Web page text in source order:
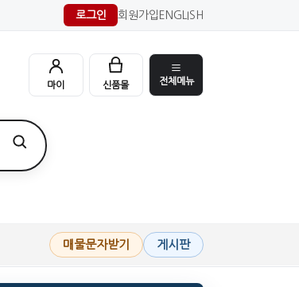
로그인 회원가입 ENGLISH
마이 신품몰 전체메뉴
매물문자받기 게시판